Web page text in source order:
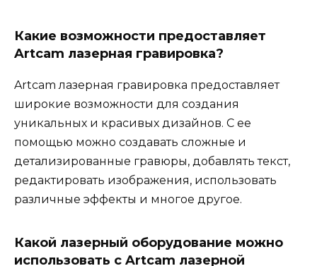
Какие возможности предоставляет
Artcam лазерная гравировка?
Artcam лазерная гравировка предоставляет
широкие возможности для создания
уникальных и красивых дизайнов. С ее
помощью можно создавать сложные и
детализированные гравюры, добавлять текст,
редактировать изображения, использовать
различные эффекты и многое другое.
Какой лазерный оборудование можно
использовать с Artcam лазерной